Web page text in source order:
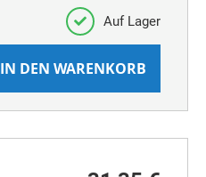
Auf Lager
IN DEN WARENKORB